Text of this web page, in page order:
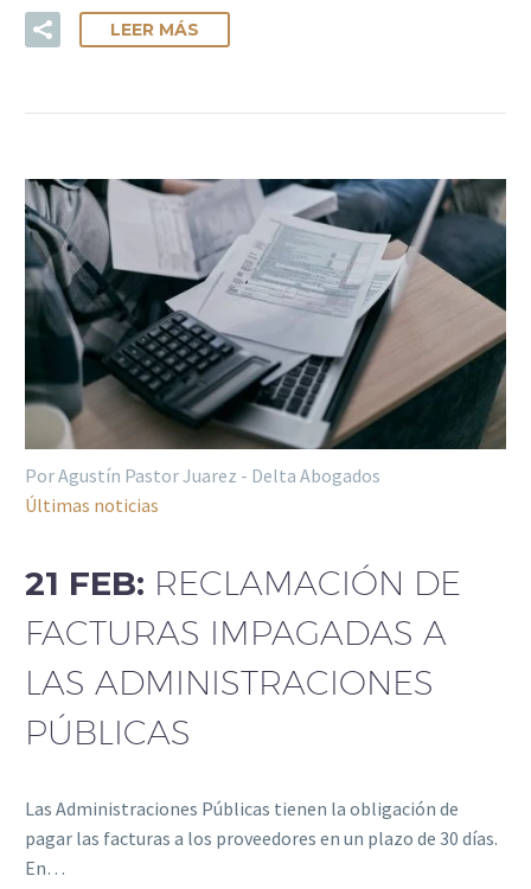
LEER MÁS
Por Agustín Pastor Juarez - Delta Abogados
Últimas noticias
21 FEB: RECLAMACIÓN DE
FACTURAS IMPAGADAS A
LAS ADMINISTRACIONES
PÚBLICAS
Las Administraciones Públicas tienen la obligación de
pagar las facturas a los proveedores en un plazo de 30 días.
En…